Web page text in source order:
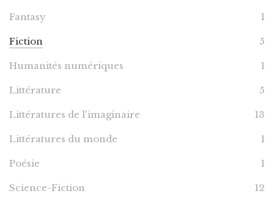
Fantasy 1
Fiction 5
Humanités numériques 1
Littérature 5
Littératures de l'imaginaire 13
Littératures du monde 1
Poésie 1
Science-Fiction 12